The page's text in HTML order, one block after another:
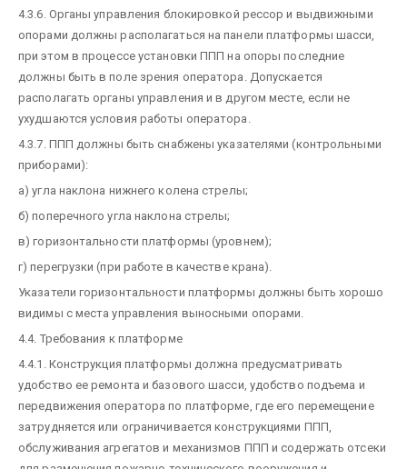
4.3.6. Органы управления блокировкой рессор и выдвижными
опорами должны располагаться на панели платформы шасси,
при этом в процессе установки ППП на опоры последние
должны быть в поле зрения оператора. Допускается
располагать органы управления и в другом месте, если не
ухудшаются условия работы оператора.
4.3.7. ППП должны быть снабжены указателями (контрольными
приборами):
а) угла наклона нижнего колена стрелы;
б) поперечного угла наклона стрелы;
в) горизонтальности платформы (уровнем);
г) перегрузки (при работе в качестве крана).
Указатели горизонтальности платформы должны быть хорошо
видимы с места управления выносными опорами.
4.4. Требования к платформе
4.4.1. Конструкция платформы должна предусматривать
удобство ее ремонта и базового шасси, удобство подъема и
передвижения оператора по платформе, где его перемещение
затрудняется или ограничивается конструкциями ППП,
обслуживания агрегатов и механизмов ППП и содержать отсеки